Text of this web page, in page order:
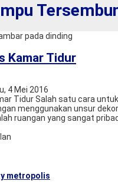
Kamar Tidur
4 Mei 2016
Tidur Salah satu cara
menggunakan unsur
ruangan yang sangat
metropolis